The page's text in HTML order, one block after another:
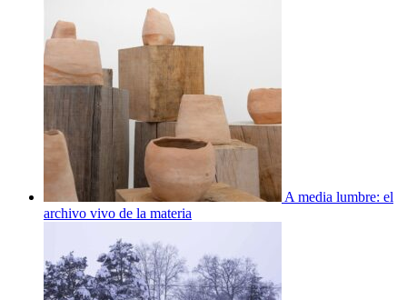
A media lumbre: el
archivo vivo de la materia